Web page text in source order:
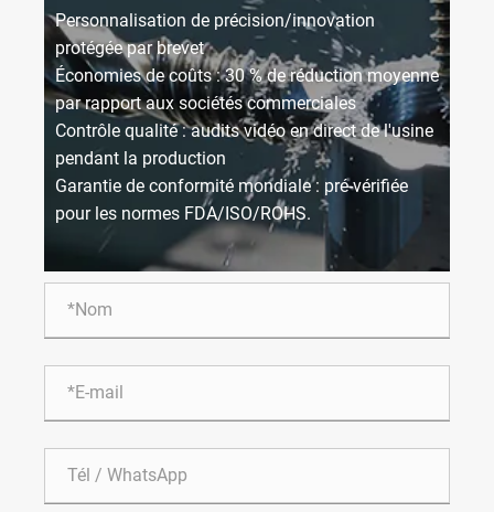
Personnalisation de précision/innovation
protégée par brevet
Économies de coûts : 30 % de réduction moyenne
par rapport aux sociétés commerciales
Contrôle qualité : audits vidéo en direct de l'usine
pendant la production
Garantie de conformité mondiale : pré-vérifiée
pour les normes FDA/ISO/ROHS.